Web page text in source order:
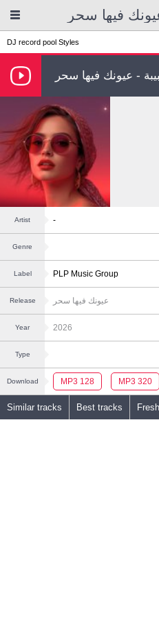
فيها سحر
DJ record pool Styles
Artist -
Genre
Label PLP Music Group
Release عيونك فيها سحر
Year 2026
Type
Download MP3 128 MP3 320
Similar tracks Best tracks